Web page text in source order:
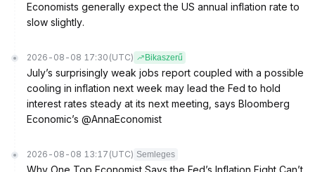
Economists generally expect the US annual inflation rate to
slow slightly.
2026-08-08 17:30 (UTC) Bikaszerű
July’s surprisingly weak jobs report coupled with a possible
cooling in inflation next week may lead the Fed to hold
interest rates steady at its next meeting, says Bloomberg
Economic’s @AnnaEconomist
2026-08-08 13:17 (UTC) Semleges
Why One Top Economist Says the Fed’s Inflation Fight Can’t